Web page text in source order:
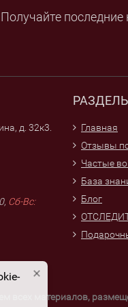
Получайте
д. 32к3.
Сб-Вс:
Главная
Отзывы
Частые
База
Блог
всех материалов,